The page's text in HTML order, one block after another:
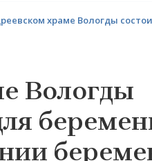
храме Вологды
Вологды